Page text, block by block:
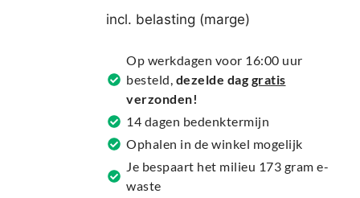
e
a
v
e
:
incl. belasting (marge)
Op werkdagen voor 16:00 uur
besteld, dezelde dag gratis
verzonden!
14 dagen bedenktermijn
Ophalen in de winkel mogelijk
Je bespaart het milieu 173 gram e-
waste